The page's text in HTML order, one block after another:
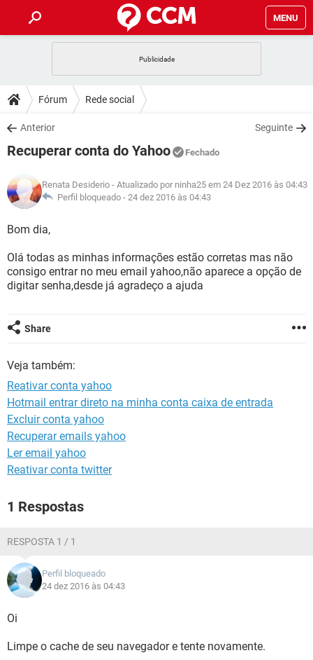
MENU
CELULAR
OUTLOOK
INSTAGRAM GMAIL
DICAS
JOGOS
INSTAGRAM GMAIL
GUIA DE COMPRAS
DOWNLOADS
JOGOS WHATSAPP
OUTLOOK EXCEL
INSTAGRAM
FÓRUM
JOGOS WHATSAPP
CELULAR
OUTLOOK
INSTAGRAM GMAIL
GUIA DE COMPRAS
GLOSSÁRIO
JOGOS
OUTLOOK EXCEL
INSTAGRAM GMAIL
GUIA DE COMPRAS
Fórum Rede social
Anterior Seguinte
Recuperar conta do Yahoo Fechado
Renata Desiderio - Atualizado por ninha25 em 24 Dez 2016 às 04:43
Perfil bloqueado - 24 dez 2016 às 04:43
Bom dia,
Olá todas as minhas informações estão corretas mas não
consigo entrar no meu email yahoo,não aparece a opção de
digitar senha,desde já agradeço a ajuda
Share
Veja também:
Reativar conta yahoo
Hotmail entrar direto na minha conta caixa de entrada
Excluir conta yahoo
Recuperar emails yahoo
Ler email yahoo
Reativar conta twitter
1 Respostas
RESPOSTA 1 / 1
Perfil bloqueado
24 dez 2016 às 04:43
Oi
Limpe o cache de seu navegador e tente novamente.